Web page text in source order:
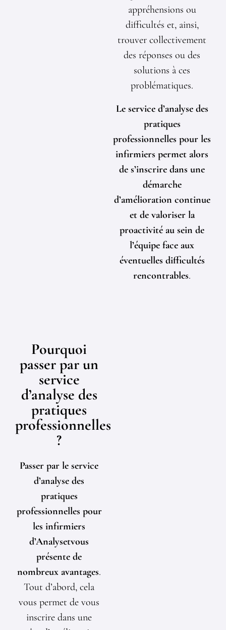
appréhensions ou
difficultés et, ainsi,
trouver collectivement
des réponses ou des
solutions à ces
problématiques.
Le service d’analyse des
pratiques
professionnelles pour les
infirmiers permet alors
de s’inscrire dans une
démarche
d’amélioration continue
et de valoriser la
proactivité au sein de
l’équipe face aux
éventuelles difficultés
rencontrables.
Pourquoi
passer par un
service
d’analyse des
pratiques
professionnelles
?
Passer par le service
d’analyse des
pratiques
professionnelles pour
les infirmiers
d’Analysetvous
présente de
nombreux avantages.
Tout d’abord, cela
vous permet de vous
inscrire dans une